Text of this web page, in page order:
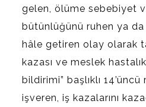
gelen, ölüme sebebiyet
bütünlüğünü ruhen ya
hâle getiren olay olarak
kazası ve meslek
bildirimi” başlıklı
işveren, iş kazalarını